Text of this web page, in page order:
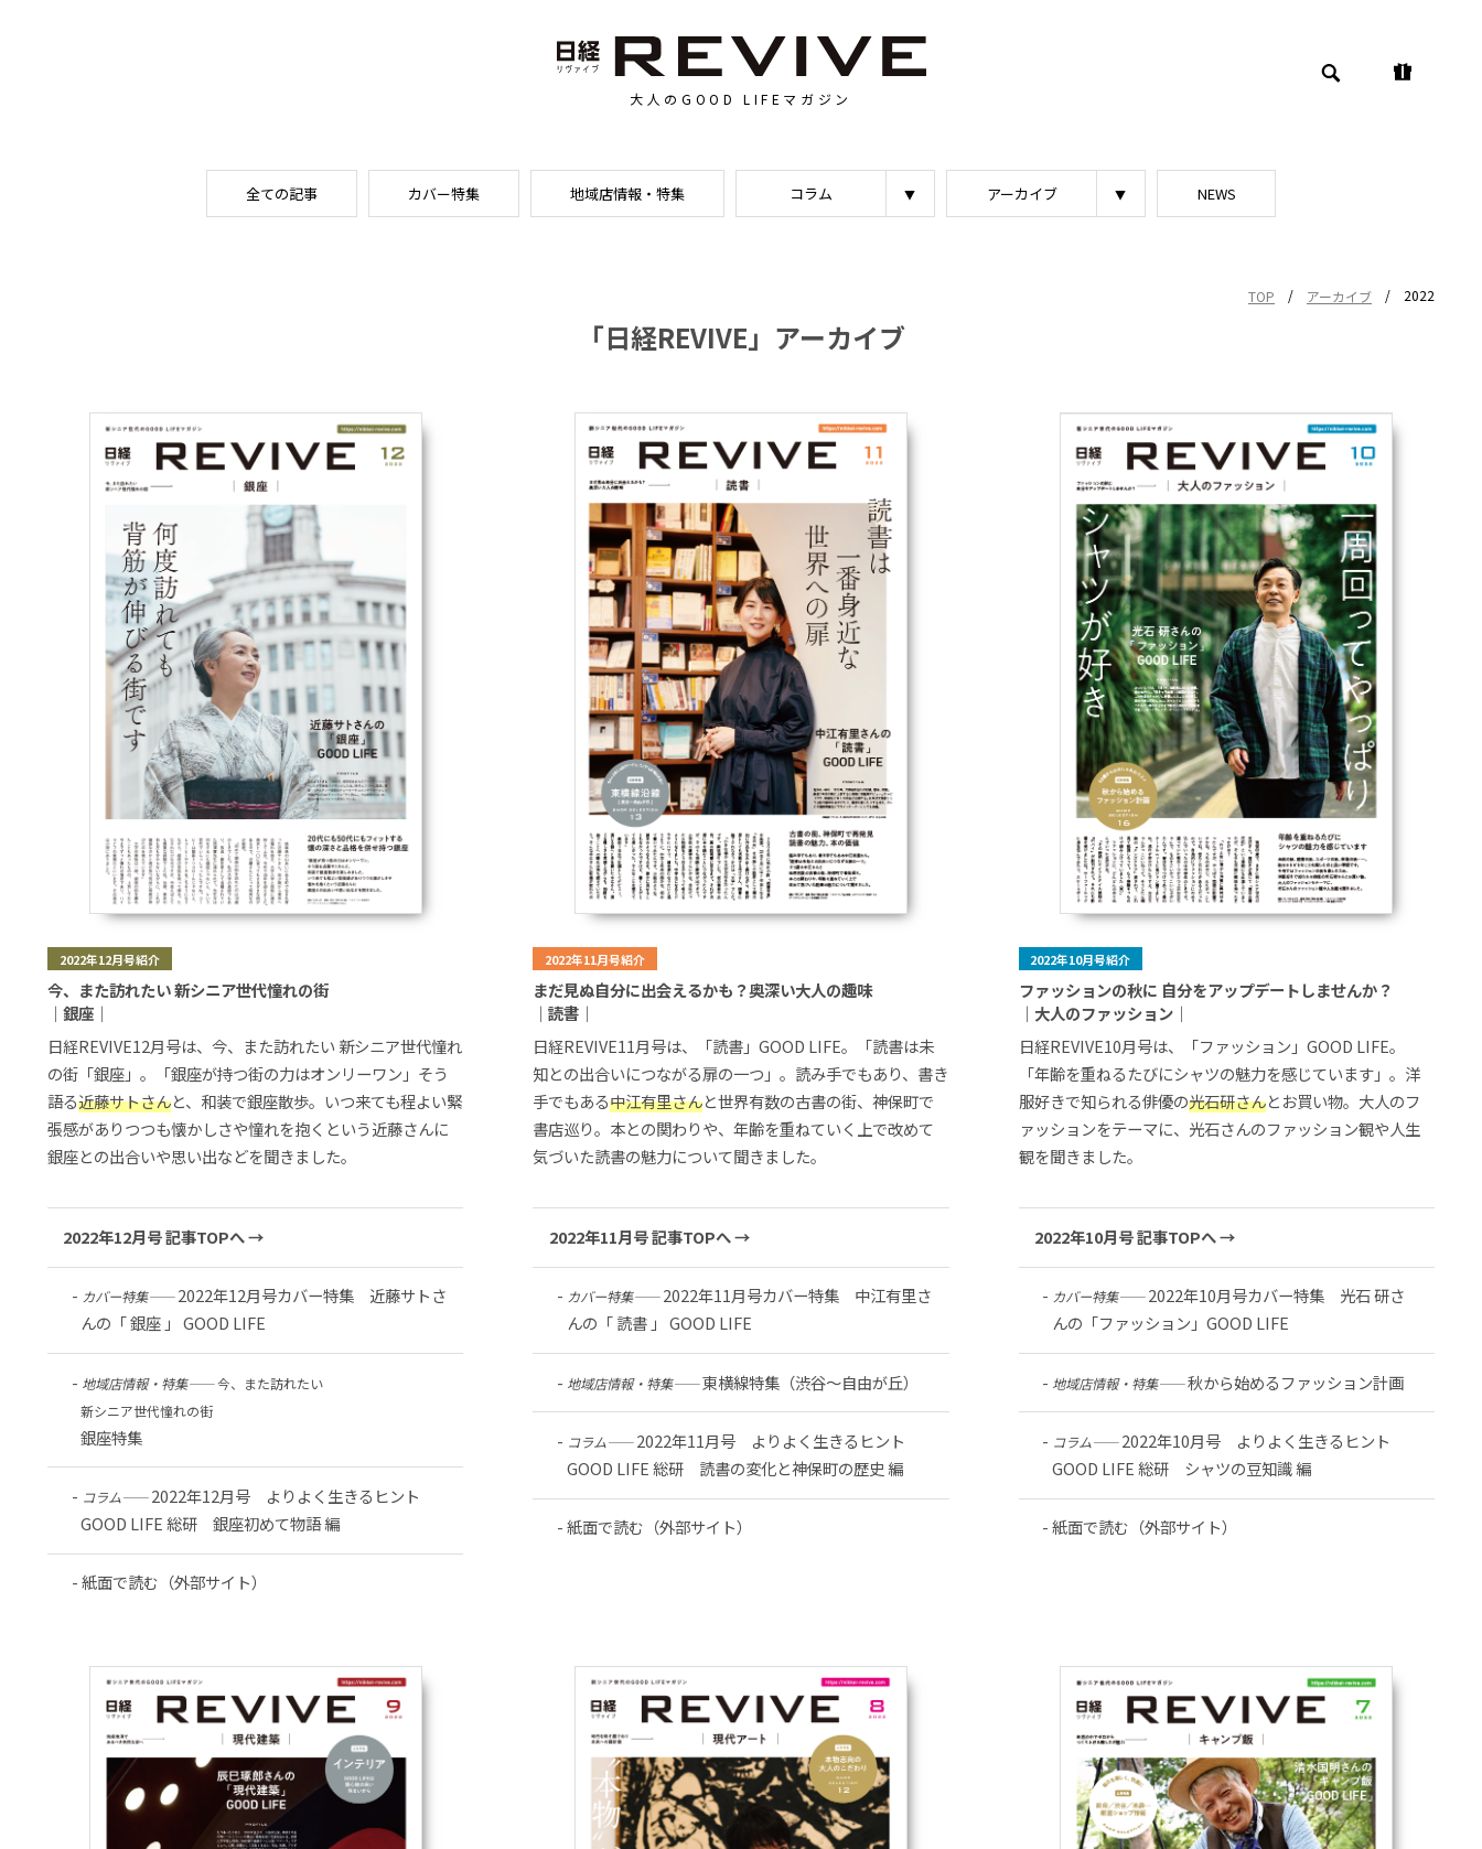
大人のGOOD LIFEマガジン
全ての記事 カバー特集 地域店情報・特集 コラム アーカイブ NEWS
TOP / アーカイブ / 2022
「日経REVIVE」アーカイブ
2022年12月号紹介
今、また訪れたい 新シニア世代憧れの街
｜銀座｜
日経REVIVE12月号は、今、また訪れたい 新シニア世代憧れ
の街「銀座」。「銀座が持つ街の力はオンリーワン」そう
語る近藤サトさんと、和装で銀座散歩。いつ来ても程よい緊
張感がありつつも懐かしさや憧れを抱くという近藤さんに
銀座との出合いや思い出などを聞きました。
2022年12月号 記事TOPへ →
カバー特集――2022年12月号カバー特集 近藤サトさ
んの「 銀座 」 GOOD LIFE
地域店情報・特集―― 今、また訪れたい
新シニア世代憧れの街
銀座特集
コラム――2022年12月号 よりよく生きるヒント
GOOD LIFE 総研 銀座初めて物語 編
紙面で読む（外部サイト）
2022年11月号紹介
まだ見ぬ自分に出会えるかも？奥深い大人の趣味
｜読書｜
日経REVIVE11月号は、「読書」GOOD LIFE。「読書は未
知との出合いにつながる扉の一つ」。読み手でもあり、書き
手でもある中江有里さんと世界有数の古書の街、神保町で
書店巡り。本との関わりや、年齢を重ねていく上で改めて
気づいた読書の魅力について聞きました。
2022年11月号 記事TOPへ →
カバー特集――2022年11月号カバー特集 中江有里さ
んの「 読書 」 GOOD LIFE
地域店情報・特集――東横線特集（渋谷～自由が丘）
コラム――2022年11月号 よりよく生きるヒント
GOOD LIFE 総研 読書の変化と神保町の歴史 編
紙面で読む（外部サイト）
2022年10月号紹介
ファッションの秋に 自分をアップデートしませんか？
｜大人のファッション｜
日経REVIVE10月号は、「ファッション」GOOD LIFE。
「年齢を重ねるたびにシャツの魅力を感じています」。洋
服好きで知られる俳優の光石研さんとお買い物。大人のフ
ァッションをテーマに、光石さんのファッション観や人生
観を聞きました。
2022年10月号 記事TOPへ →
カバー特集――2022年10月号カバー特集 光石 研さ
んの「ファッション」GOOD LIFE
地域店情報・特集――秋から始めるファッション計画
コラム――2022年10月号 よりよく生きるヒント
GOOD LIFE 総研 シャツの豆知識 編
紙面で読む（外部サイト）